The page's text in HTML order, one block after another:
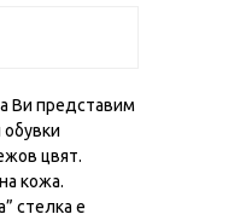
Ви представим
цвят.
кожа.
стелка е